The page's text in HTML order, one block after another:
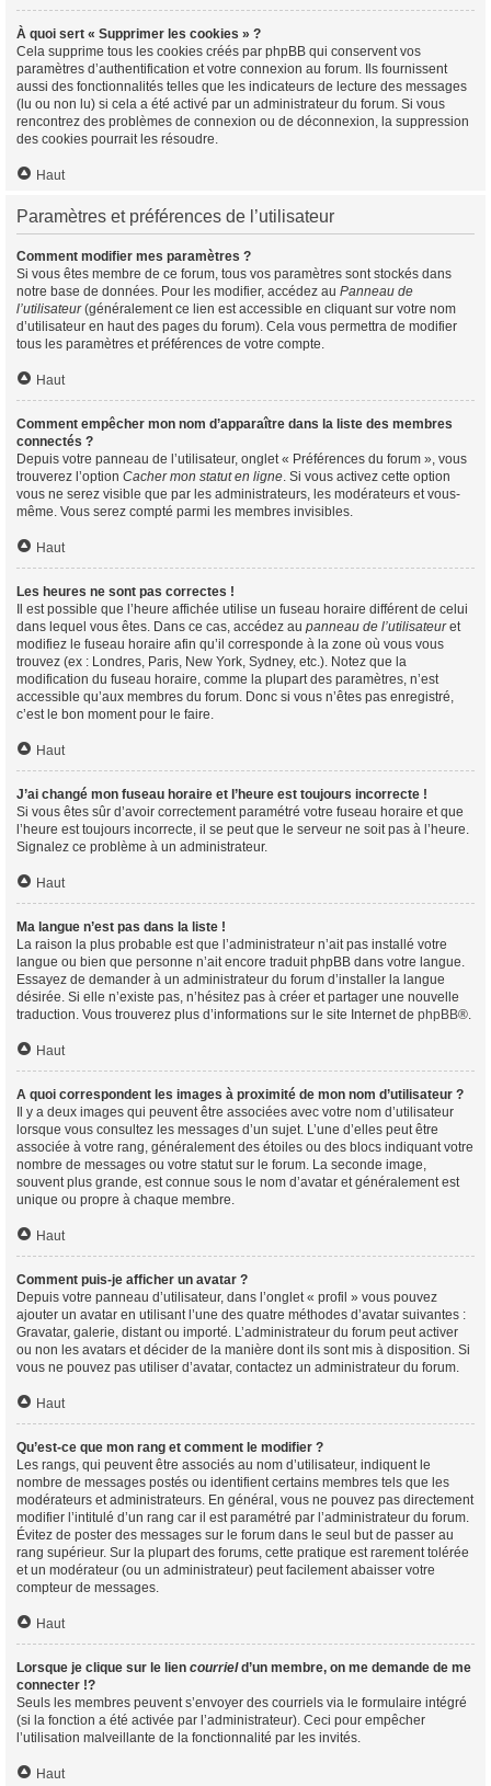
À quoi sert « Supprimer les cookies » ?
Cela supprime tous les cookies créés par phpBB qui conservent vos
paramètres d’authentification et votre connexion au forum. Ils fournissent
aussi des fonctionnalités telles que les indicateurs de lecture des messages
(lu ou non lu) si cela a été activé par un administrateur du forum. Si vous
rencontrez des problèmes de connexion ou de déconnexion, la suppression
des cookies pourrait les résoudre.
Haut
Paramètres et préférences de l’utilisateur
Comment modifier mes paramètres ?
Si vous êtes membre de ce forum, tous vos paramètres sont stockés dans
notre base de données. Pour les modifier, accédez au Panneau de
l’utilisateur(généralement ce lien est accessible en cliquant sur votre nom
d’utilisateur en haut des pages du forum). Cela vous permettra de modifier
tous les paramètres et préférences de votre compte.
Haut
Comment empêcher mon nom d’apparaître dans la liste des membres
connectés ?
Depuis votre panneau de l’utilisateur, onglet « Préférences du forum », vous
trouverez l’option Cacher mon statut en ligne. Si vous activez cette option
vous ne serez visible que par les administrateurs, les modérateurs et vous-
même. Vous serez compté parmi les membres invisibles.
Haut
Les heures ne sont pas correctes !
Il est possible que l’heure affichée utilise un fuseau horaire différent de celui
dans lequel vous êtes. Dans ce cas, accédez au panneau de l’utilisateuret
modifiez le fuseau horaire afin qu’il corresponde à la zone où vous vous
trouvez (ex : Londres, Paris, New York, Sydney, etc.). Notez que la
modification du fuseau horaire, comme la plupart des paramètres, n’est
accessible qu’aux membres du forum. Donc si vous n’êtes pas enregistré,
c’est le bon moment pour le faire.
Haut
J’ai changé mon fuseau horaire et l’heure est toujours incorrecte !
Si vous êtes sûr d’avoir correctement paramétré votre fuseau horaire et que
l’heure est toujours incorrecte, il se peut que le serveur ne soit pas à l’heure.
Signalez ce problème à un administrateur.
Haut
Ma langue n’est pas dans la liste !
La raison la plus probable est que l’administrateur n’ait pas installé votre
langue ou bien que personne n’ait encore traduit phpBB dans votre langue.
Essayez de demander à un administrateur du forum d’installer la langue
désirée. Si elle n’existe pas, n’hésitez pas à créer et partager une nouvelle
traduction. Vous trouverez plus d’informations sur le site Internet de phpBB®.
Haut
A quoi correspondent les images à proximité de mon nom d’utilisateur ?
Il y a deux images qui peuvent être associées avec votre nom d’utilisateur
lorsque vous consultez les messages d’un sujet. L’une d’elles peut être
associée à votre rang, généralement des étoiles ou des blocs indiquant votre
nombre de messages ou votre statut sur le forum. La seconde image,
souvent plus grande, est connue sous le nom d’avatar et généralement est
unique ou propre à chaque membre.
Haut
Comment puis-je afficher un avatar ?
Depuis votre panneau d’utilisateur, dans l’onglet « profil » vous pouvez
ajouter un avatar en utilisant l’une des quatre méthodes d’avatar suivantes :
Gravatar, galerie, distant ou importé. L’administrateur du forum peut activer
ou non les avatars et décider de la manière dont ils sont mis à disposition. Si
vous ne pouvez pas utiliser d’avatar, contactez un administrateur du forum.
Haut
Qu’est-ce que mon rang et comment le modifier ?
Les rangs, qui peuvent être associés au nom d’utilisateur, indiquent le
nombre de messages postés ou identifient certains membres tels que les
modérateurs et administrateurs. En général, vous ne pouvez pas directement
modifier l’intitulé d’un rang car il est paramétré par l’administrateur du forum.
Évitez de poster des messages sur le forum dans le seul but de passer au
rang supérieur. Sur la plupart des forums, cette pratique est rarement tolérée
et un modérateur (ou un administrateur) peut facilement abaisser votre
compteur de messages.
Haut
Lorsque je clique sur le lien courrield’un membre, on me demande de me
connecter !?
Seuls les membres peuvent s’envoyer des courriels via le formulaire intégré
(si la fonction a été activée par l’administrateur). Ceci pour empêcher
l’utilisation malveillante de la fonctionnalité par les invités.
Haut